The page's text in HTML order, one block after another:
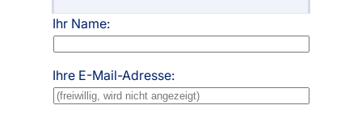
Ihr Name:
Ihre E-Mail-Adresse: